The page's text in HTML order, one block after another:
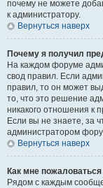
почему не можете
к администратору.
Вернуться наверх
Почему я получил
На каждом форуме
свод правил. Если
правил, то он может
то, что это решение
никакого отношения
Если вы не знаете, за
администратором
Вернуться наверх
Как мне
Рядом с каждым